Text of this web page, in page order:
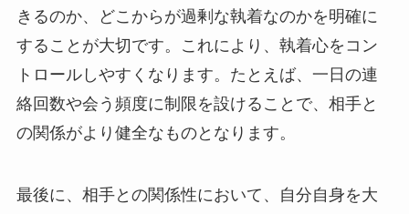
きるのか、どこからが過剰な執着なのかを明確に
することが大切です。これにより、執着心をコン
トロールしやすくなります。たとえば、一日の連
絡回数や会う頻度に制限を設けることで、相手と
の関係がより健全なものとなります。
最後に、相手との関係性において、自分自身を大